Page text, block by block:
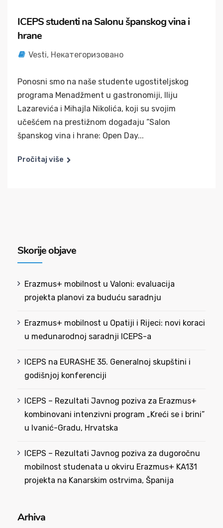
ICEPS studenti na Salonu španskog vina i
hrane
Vesti, Некатегоризовано
Ponosni smo na naše studente ugostiteljskog
programa Menadžment u gastronomiji, Iliju
Lazarevića i Mihajla Nikolića, koji su svojim
učešćem na prestižnom događaju “Salon
španskog vina i hrane: Open Day...
Pročitaj više
Skorije objave
Erazmus+ mobilnost u Valoni: evaluacija
projekta planovi za buduću saradnju
Erazmus+ mobilnost u Opatiji i Rijeci: novi koraci
u međunarodnoj saradnji ICEPS-a
ICEPS na EURASHE 35. Generalnoj skupštini i
godišnjoj konferenciji
ICEPS – Rezultati Javnog poziva za Erazmus+
kombinovani intenzivni program „Kreći se i brini”
u Ivanić-Gradu, Hrvatska
ICEPS – Rezultati Javnog poziva za dugoročnu
mobilnost studenata u okviru Erazmus+ KA131
projekta na Kanarskim ostrvima, Španija
Arhiva